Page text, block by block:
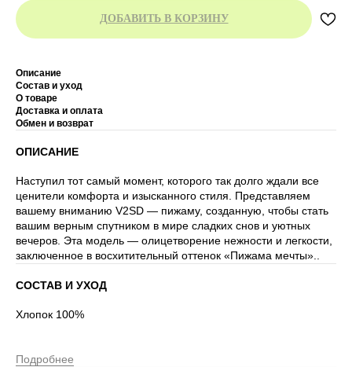
ДОБАВИТЬ В КОРЗИНУ
Описание
Состав и уход
О товаре
Доставка и оплата
Обмен и возврат
ОПИСАНИЕ
Наступил тот самый момент, которого так долго ждали все
ценители комфорта и изысканного стиля. Представляем
вашему вниманию V2SD — пижаму, созданную, чтобы стать
вашим верным спутником в мире сладких снов и уютных
вечеров. Эта модель — олицетворение нежности и легкости,
заключенное в восхитительный оттенок «Пижама мечты»..
СОСТАВ И УХОД
Хлопок 100%
Подробнее